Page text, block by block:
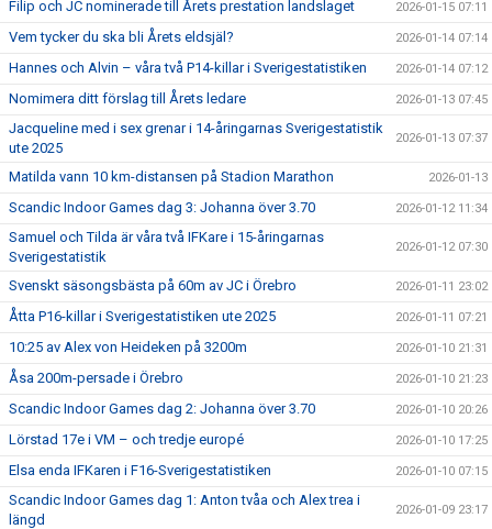
Filip och JC nominerade till Årets prestation landslaget 2026-01-15 07:11
Vem tycker du ska bli Årets eldsjäl? 2026-01-14 07:14
Hannes och Alvin – våra två P14-killar i Sverigestatistiken 2026-01-14 07:12
Nomimera ditt förslag till Årets ledare 2026-01-13 07:45
Jacqueline med i sex grenar i 14-åringarnas Sverigestatistik
ute 2025
2026-01-13 07:37
Matilda vann 10 km-distansen på Stadion Marathon 2026-01-13
Scandic Indoor Games dag 3: Johanna över 3.70 2026-01-12 11:34
Samuel och Tilda är våra två IFKare i 15-åringarnas
Sverigestatistik
2026-01-12 07:30
Svenskt säsongsbästa på 60m av JC i Örebro 2026-01-11 23:02
Åtta P16-killar i Sverigestatistiken ute 2025 2026-01-11 07:21
10:25 av Alex von Heideken på 3200m 2026-01-10 21:31
Åsa 200m-persade i Örebro 2026-01-10 21:23
Scandic Indoor Games dag 2: Johanna över 3.70 2026-01-10 20:26
Lörstad 17e i VM – och tredje europé 2026-01-10 17:25
Elsa enda IFKaren i F16-Sverigestatistiken 2026-01-10 07:15
Scandic Indoor Games dag 1: Anton tvåa och Alex trea i
längd
2026-01-09 23:17